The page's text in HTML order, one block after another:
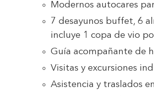
Modernos autocares
7 desayunos buffet, 6
incluye 1 copa de vio
Guía acompañante de
Visitas y excursiones
Asistencia y traslados